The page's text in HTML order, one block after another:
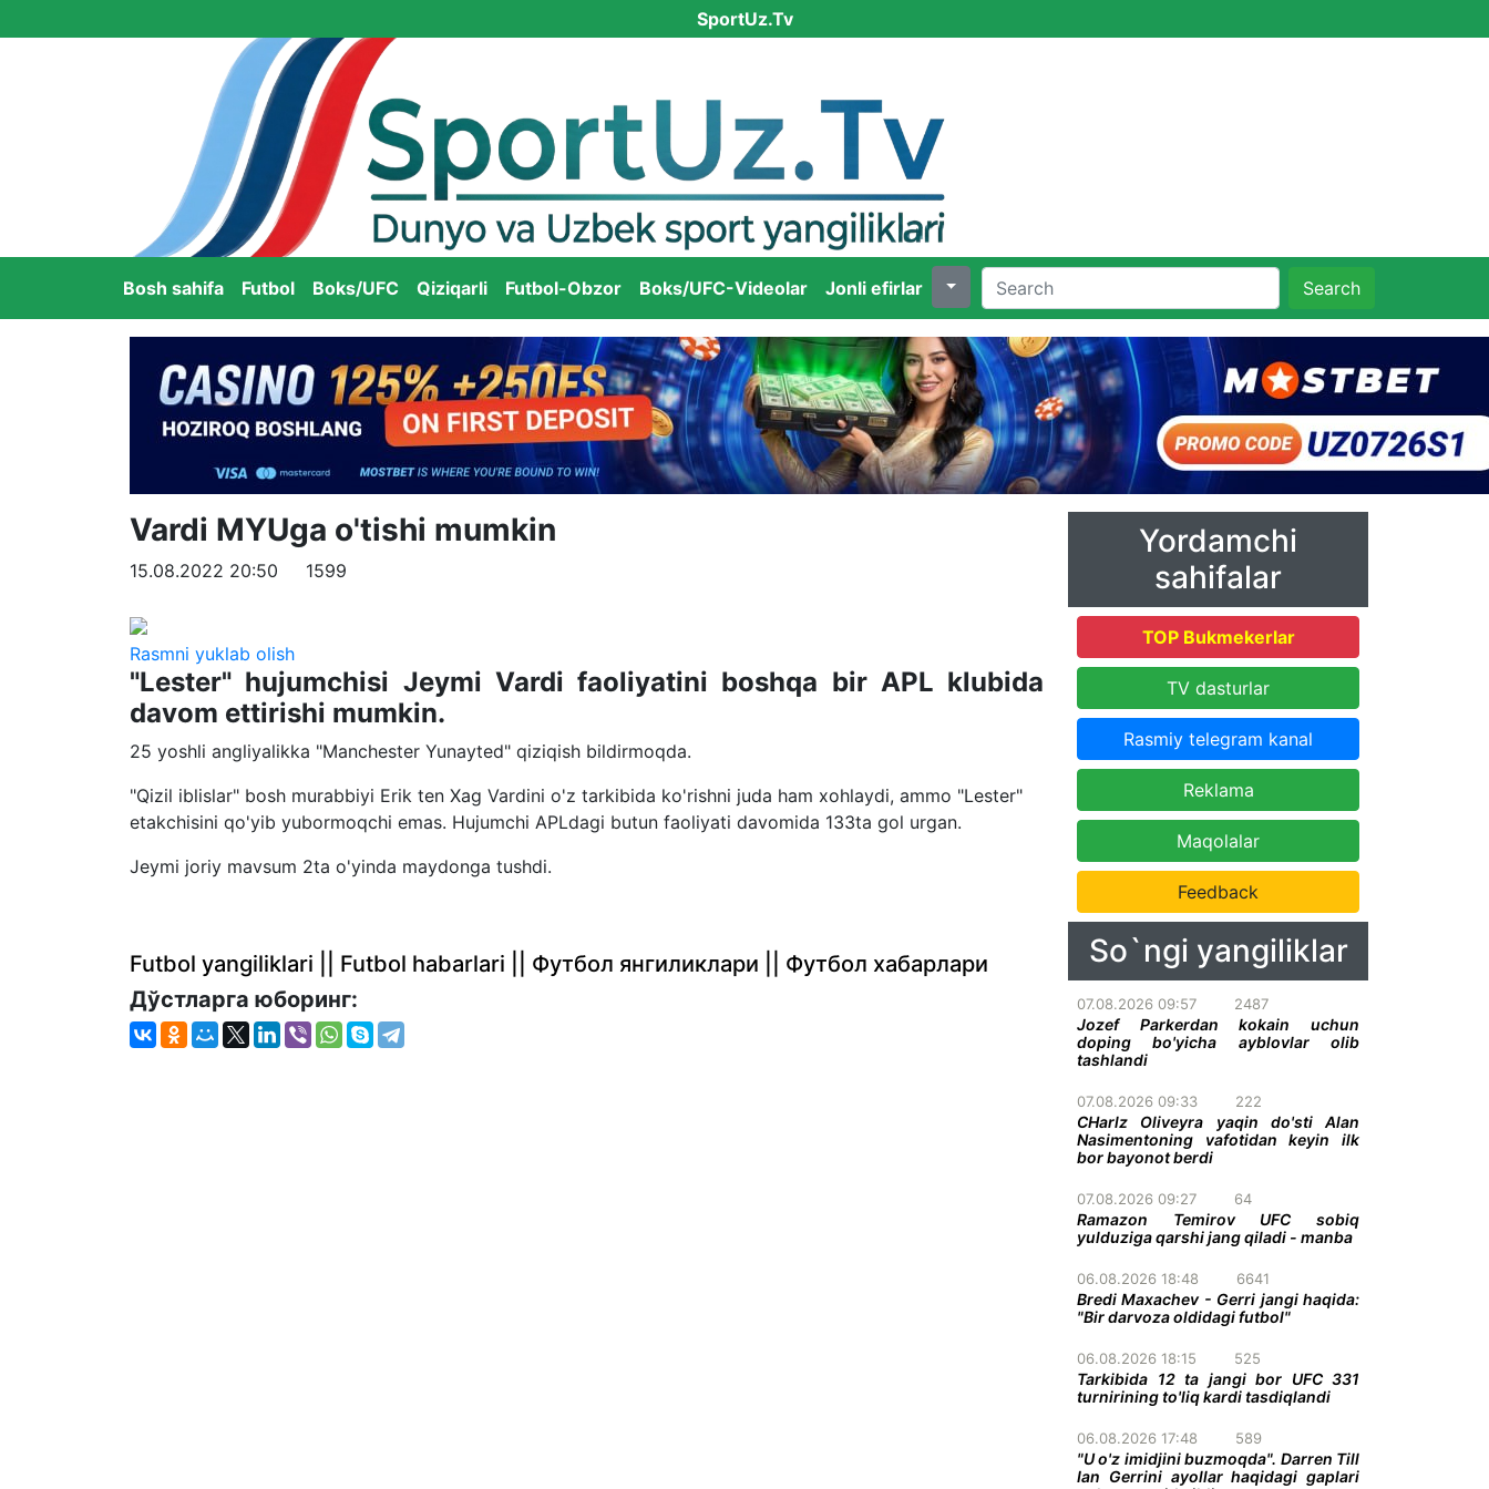
SportUz.Tv
Bosh sahifa Futbol Boks/UFC Qiziqarli Futbol-Obzor Boks/UFC-Videolar Jonli efirlar Search
Vardi MYUga o'tishi mumkin
15.08.2022 20:50 1599
Rasmni yuklab olish
"Lester" hujumchisi Jeymi Vardi faoliyatini boshqa bir APL klubida
davom ettirishi mumkin.
25 yoshli angliyalikka "Manchester Yunayted" qiziqish bildirmoqda.
"Qizil iblislar" bosh murabbiyi Erik ten Xag Vardini o'z tarkibida ko'rishni juda ham xohlaydi, ammo "Lester"
etakchisini qo'yib yubormoqchi emas. Hujumchi APLdagi butun faoliyati davomida 133ta gol urgan.
Jeymi joriy mavsum 2ta o'yinda maydonga tushdi.
Futbol yangiliklari || Futbol habarlari || Футбол янгиликлари || Футбол хабарлари
Дўстларга юборинг:
Yordamchi
sahifalar
TOP Bukmekerlar
TV dasturlar
Rasmiy telegram kanal
Reklama
Maqolalar
Feedback
So`ngi yangiliklar
07.08.2026 09:57 2487
Jozef Parkerdan kokain uchun
doping bo'yicha ayblovlar olib
tashlandi
07.08.2026 09:33 222
CHarlz Oliveyra yaqin do'sti Alan
Nasimentoning vafotidan keyin ilk
bor bayonot berdi
07.08.2026 09:27 64
Ramazon Temirov UFC sobiq
yulduziga qarshi jang qiladi - manba
06.08.2026 18:48 6641
Bredi Maxachev - Gerri jangi haqida:
"Bir darvoza oldidagi futbol"
06.08.2026 18:15 525
Tarkibida 12 ta jangi bor UFC 331
turnirining to'liq kardi tasdiqlandi
06.08.2026 17:48 589
"U o'z imidjini buzmoqda". Darren Till
Ian Gerrini ayollar haqidagi gaplari